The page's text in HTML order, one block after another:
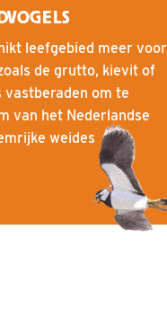
leefgebied meer voor
de grutto, kievit of
vastberaden om te
van het Nederlandse
weides